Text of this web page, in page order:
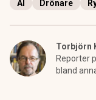
AI Drönare
Torbjörn
Reporter
bland